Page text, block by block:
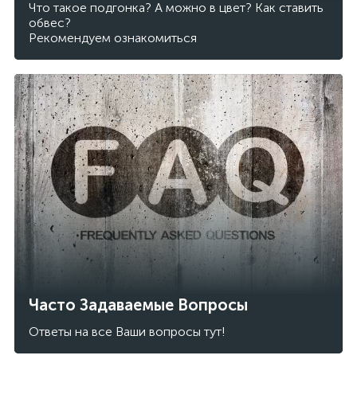
Что такое подгонка? А можно в цвет? Как ставить
обвес?
Рекомендуем ознакомиться
Часто Задаваемые Вопросы
Ответы на все Ваши вопросы тут!